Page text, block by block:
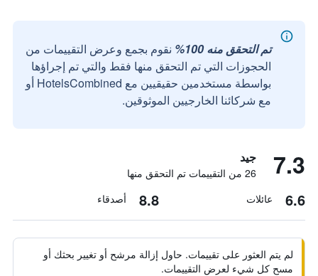
تم التحقق منه 100%
نقوم بجمع وعرض التقييمات من
الحجوزات التي تم التحقق منها فقط والتي تم إجراؤها
بواسطة مستخدمين حقيقيين مع HotelsCombined أو
مع شركائنا الخارجيين الموثوقين.
7.3 جيد
26 من التقييمات تم التحقق منها
6.6 عائلات 8.8 أصدقاء
لم يتم العثور على تقييمات. حاول إزالة مرشح أو تغيير بحثك أو
مسح كل شيء لعرض التقييمات.